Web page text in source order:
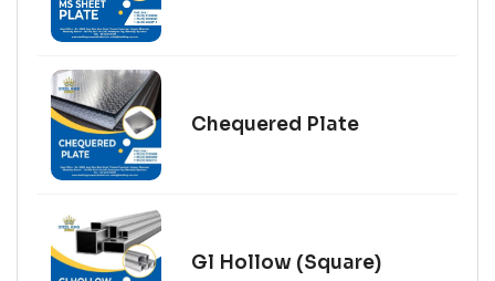
Chequered Plate
Gl Hollow (Square)